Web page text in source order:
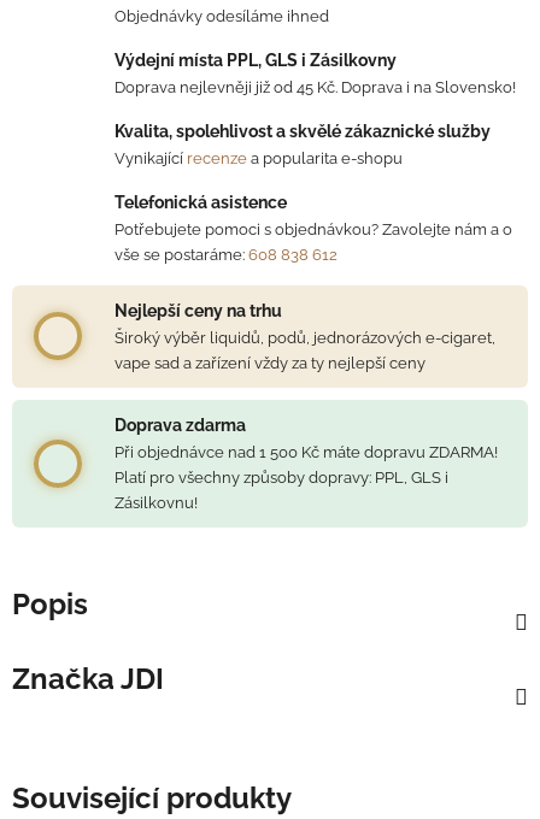
Objednávky odesíláme ihned
Výdejní místa PPL, GLS i Zásilkovny
Doprava nejlevněji již od 45 Kč. Doprava i na Slovensko!
Kvalita, spolehlivost a skvělé zákaznické služby
Vynikající recenze a popularita e-shopu
Telefonická asistence
Potřebujete pomoci s objednávkou? Zavolejte nám a o
vše se postaráme: 608 838 612
Nejlepší ceny na trhu
Široký výběr liquidů, podů, jednorázových e-cigaret,
vape sad a zařízení vždy za ty nejlepší ceny
Doprava zdarma
Při objednávce nad 1 500 Kč máte dopravu ZDARMA!
Platí pro všechny způsoby dopravy: PPL, GLS i
Zásilkovnu!
Popis
Značka JDI
Související produkty